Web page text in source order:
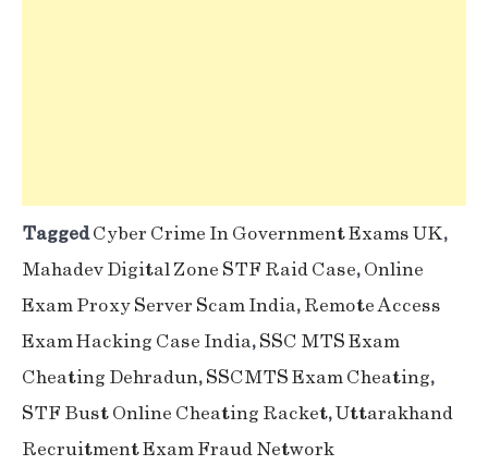
TaggedCyber Crime In Government Exams UK,
Mahadev Digital Zone STF Raid Case,Online
Exam Proxy Server Scam India,Remote Access
Exam Hacking Case India,SSC MTS Exam
Cheating Dehradun,SSC-MTS Exam Cheating,
STF Bust Online Cheating Racket,Uttarakhand
Recruitment Exam Fraud Network